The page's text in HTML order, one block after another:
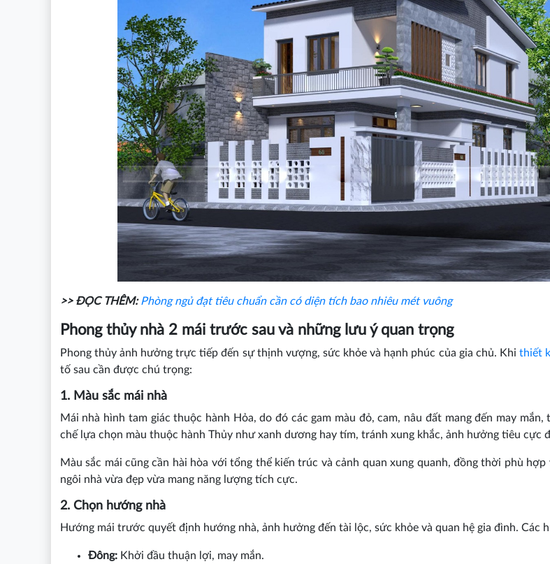
>> ĐỌC THÊM:Phòng ngủ đạt tiêu chuẩn cần có diện tích bao nhiêu mét vuông
Phong thủy nhà 2 mái trước sau và những lưu ý quan trọng
Phong thủy ảnh hưởng trực tiếp đến sự thịnh vượng, sức khỏe và hạnh phúc của gia chủ. Khithiết
tố sau cần được chú trọng:
1. Màu sắc mái nhà
Mái nhà hình tam giác thuộc hành Hỏa, do đó các gam màu đỏ, cam, nâu đất mang đến may mắn,
chế lựa chọn màu thuộc hành Thủy như xanh dương hay tím, tránh xung khắc, ảnh hưởng tiêu cực
Màu sắc mái cũng cần hài hòa với tổng thể kiến trúc và cảnh quan xung quanh, đồng thời phù
ngôi nhà vừa đẹp vừa mang năng lượng tích cực.
2. Chọn hướng nhà
Hướng mái trước quyết định hướng nhà, ảnh hưởng đến tài lộc, sức khỏe và quan hệ gia đình. Các
Đông:Khởi đầu thuận lợi, may mắn.